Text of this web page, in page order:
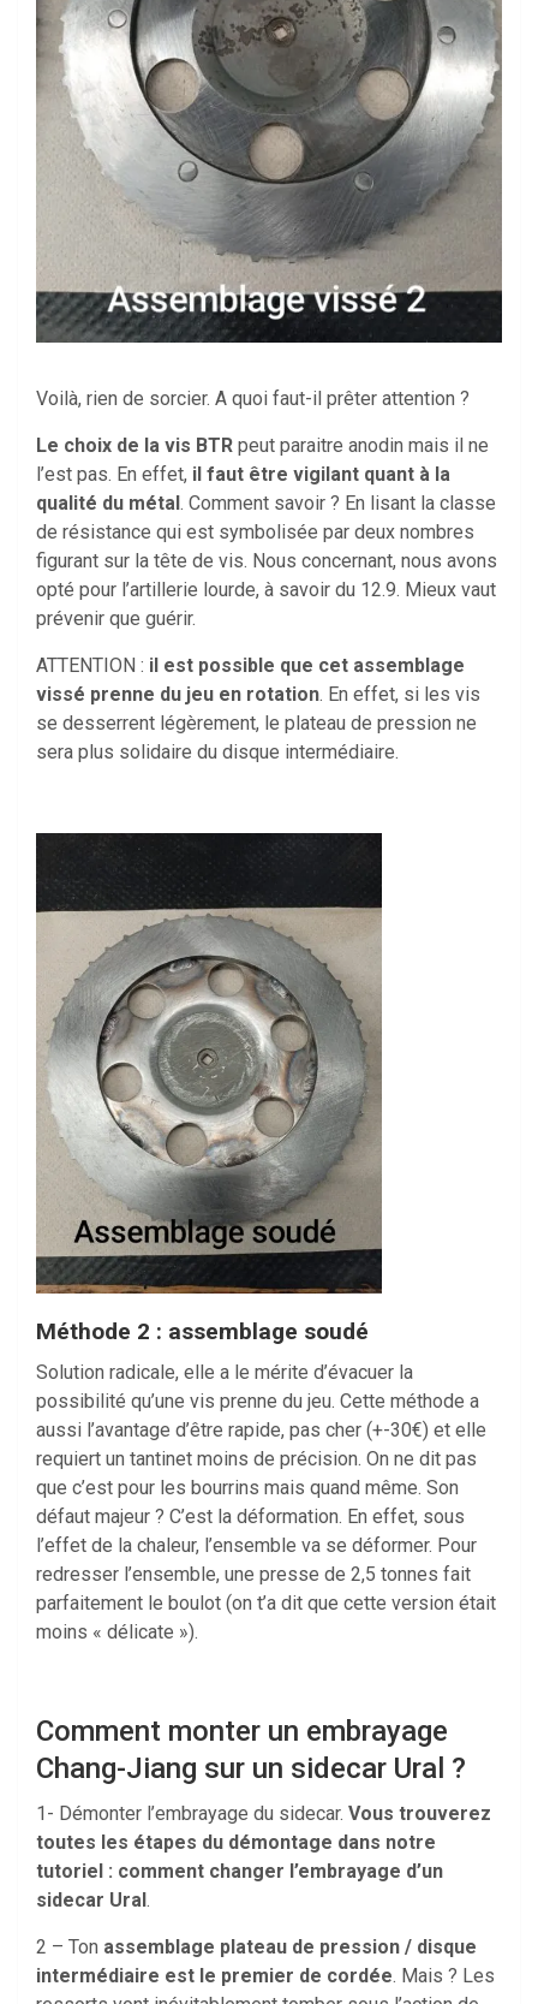
Voilà, rien de sorcier. A quoi faut-il prêter attention ?
Le choix de la vis BTR peut paraitre anodin mais il ne
l’est pas. En effet, il faut être vigilant quant à la
qualité du métal . Comment savoir ? En lisant la classe
de résistance qui est symbolisée par deux nombres
figurant sur la tête de vis. Nous concernant, nous avons
opté pour l’artillerie lourde, à savoir du 12.9. Mieux vaut
prévenir que guérir.
ATTENTION : il est possible que cet assemblage
vissé prenne du jeu en rotation. En effet, si les vis
se desserrent légèrement, le plateau de pression ne
sera plus solidaire du disque intermédiaire.
Méthode 2 : assemblage soudé
Solution radicale, elle a le mérite d’évacuer la
possibilité qu’une vis prenne du jeu. Cette méthode a
aussi l’avantage d’être rapide, pas cher (+-30€) et elle
requiert un tantinet moins de précision. On ne dit pas
que c’est pour les bourrins mais quand même. Son
défaut majeur ? C’est la déformation. En effet, sous
l’effet de la chaleur, l’ensemble va se déformer. Pour
redresser l’ensemble, une presse de 2,5 tonnes fait
parfaitement le boulot (on t’a dit que cette version était
moins « délicate »).
Comment monter un embrayage
Chang-Jiang sur un sidecar Ural ?
1- Démonter l’embrayage du sidecar. Vous trouverez
toutes les étapes du démontage dans notre
tutoriel : comment changer l’embrayage d’un
sidecar Ural.
2 – Ton assemblage plateau de pression / disque
intermédiaire est le premier de cordée. Mais ? Les